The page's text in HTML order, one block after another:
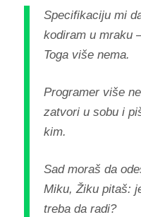
Specifikaciju mi
kodiram u mraku
Toga više nema.
Programer više
zatvori u sobu i
kim.
Sad moraš da
Miku, Žiku pitaš:
treba da radi?